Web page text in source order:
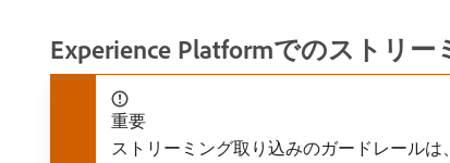
Experience Platformでのストリ
重要
ストリーミング取り込みのガードレール